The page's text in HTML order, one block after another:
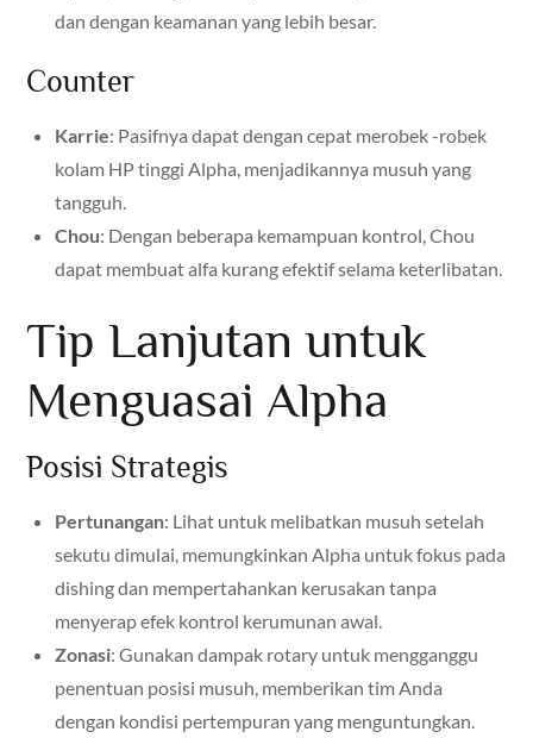
dan dengan keamanan yang lebih besar.
Counter
Karrie: Pasifnya dapat dengan cepat merobek -robek
kolam HP tinggi Alpha, menjadikannya musuh yang
tangguh.
Chou: Dengan beberapa kemampuan kontrol, Chou
dapat membuat alfa kurang efektif selama keterlibatan.
Tip Lanjutan untuk
Menguasai Alpha
Posisi Strategis
Pertunangan: Lihat untuk melibatkan musuh setelah
sekutu dimulai, memungkinkan Alpha untuk fokus pada
dishing dan mempertahankan kerusakan tanpa
menyerap efek kontrol kerumunan awal.
Zonasi: Gunakan dampak rotary untuk mengganggu
penentuan posisi musuh, memberikan tim Anda
dengan kondisi pertempuran yang menguntungkan.